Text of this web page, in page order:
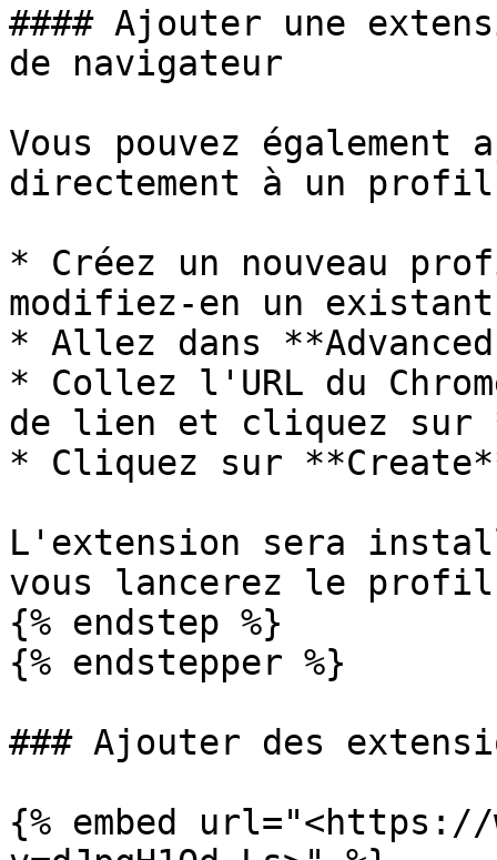
#### Ajouter une
de navigateur
Vous pouvez
directement à un
* Créez un nouveau
modifiez-en un existant
* Allez dans
* Collez l'URL du
de lien et cliquez sur
* Cliquez sur
L'extension sera
vous lancerez le profil
{% endstep %}
{% endstepper %}
### Ajouter des
{% embed url="<https://